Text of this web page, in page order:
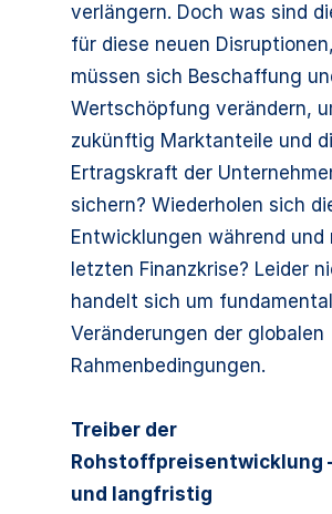
verlängern. Doch was sind
für diese neuen
müssen sich Beschaffung
Wertschöpfung verändern,
zukünftig Marktanteile und
Ertragskraft der
sichern? Wiederholen sich
Entwicklungen während und
letzten Finanzkrise? Leider
handelt sich um
Veränderungen der globalen
Rahmenbedingungen.
Treiber der
Rohstoffpreisentwicklung
und langfristig